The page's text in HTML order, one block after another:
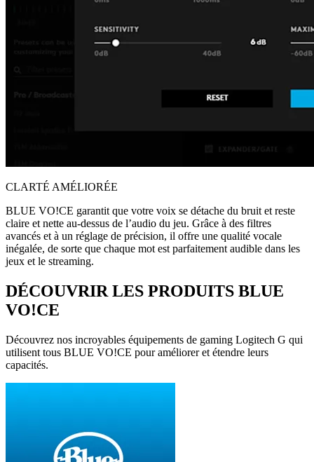
CLARTÉ AMÉLIORÉE
BLUE VO!CE garantit que votre voix se détache du bruit et reste
claire et nette au-dessus de l’audio du jeu. Grâce à des filtres
avancés et à un réglage de précision, il offre une qualité vocale
inégalée, de sorte que chaque mot est parfaitement audible dans les
jeux et le streaming.
DÉCOUVRIR LES PRODUITS BLUE
VO!CE
Découvrez nos incroyables équipements de gaming Logitech G qui
utilisent tous BLUE VO!CE pour améliorer et étendre leurs
capacités.